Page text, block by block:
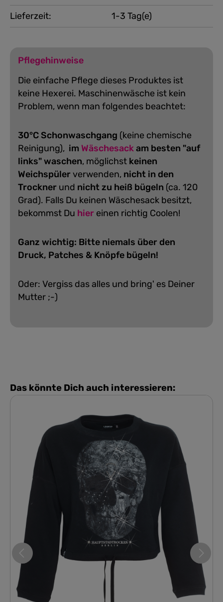
Lieferzeit: 1-3 Tag(e)
Pflegehinweise
Die einfache Pflege dieses Produktes ist
keine Hexerei. Maschinenwäsche ist kein
Problem, wenn man folgendes beachtet:
30°C Schonwaschgang (keine chemische
Reinigung), im Wäschesackam besten "auf
links" waschen, möglichst keinen
Weichspülerverwenden, nicht in den
Trockner und nicht zu heiß bügeln (ca. 120
Grad). Falls Du keinen Wäschesack besitzt,
bekommst Du hier einen richtig Coolen!
Ganz wichtig: Bitte niemals über den
Druck, Patches & Knöpfe bügeln!
Oder: Vergiss das alles und bring' es Deiner
Mutter ;-)
Das könnte Dich auch interessieren: